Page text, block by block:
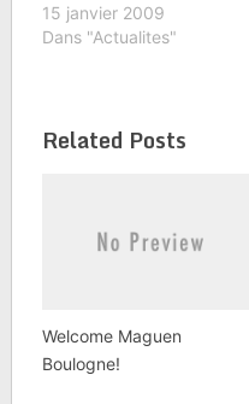
semaine. Le nombre de
places étant limité,
cela, vous pouvez
renvoyer.
15 janvier 2009
Dans "Actualites"
Related Posts
Welcome Maguen
Boulogne!